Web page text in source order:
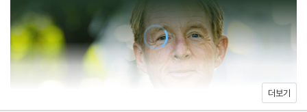
나를 괴롭히는 그 사람은
어색한 은자의 행복
닫힌 주먹, 열린 손바닥
기적이 일어날 여지
더보기